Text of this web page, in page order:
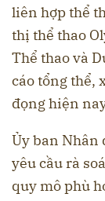
liên hợp thể
thị thể thao
Thể thao và
cáo tổng thể,
đọng hiện
Ủy ban Nhân
yêu cầu rà
quy mô phù